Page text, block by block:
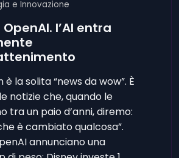
e Innovazione
l’AI entra
la solita “news da wow”. È
notizie che, quando le
tra un paio d’anni, diremo:
è cambiato qualcosa”.
annunciano una